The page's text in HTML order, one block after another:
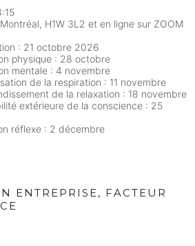
H1W 3L2 et en ligne sur ZOOM
: 21 octobre 2026
physique : 28 octobre
mentale : 4 novembre
de la respiration : 11 novembre
de la relaxation : 18 novembre
extérieure de la conscience : 25
réflexe : 2 décembre
ENTREPRISE, FACTEUR